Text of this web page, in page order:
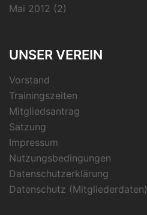
Mai 2012 (2)
UNSER VEREIN
Vorstand
Trainingszeiten
Mitgliedsantrag
Satzung
Impressum
Nutzungsbedingungen
Datenschutzerklärung
Datenschutz (Mitgliederdaten)